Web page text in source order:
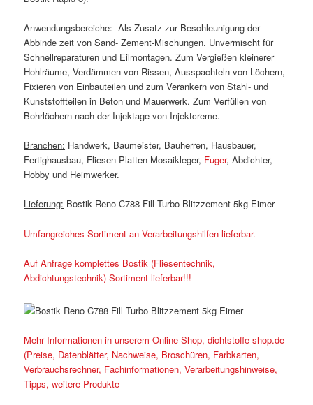
Anwendungsbereiche: Als Zusatz zur Beschleunigung der
Abbinde zeit von Sand- Zement-Mischungen. Unvermischt für
Schnellreparaturen und Eilmontagen. Zum Vergießen kleinerer
Hohlräume, Verdämmen von Rissen, Ausspachteln von Löchern,
Fixieren von Einbauteilen und zum Verankern von Stahl- und
Kunststoffteilen in Beton und Mauerwerk. Zum Verfüllen von
Bohrlöchern nach der Injektage von Injektcreme.
Branchen: Handwerk, Baumeister, Bauherren, Hausbauer,
Fertighausbau, Fliesen-Platten-Mosaikleger, Fuger, Abdichter,
Hobby und Heimwerker.
Lieferung: Bostik Reno C788 Fill Turbo Blitzzement 5kg Eimer
Umfangreiches Sortiment an Verarbeitungshilfen lieferbar.
Auf Anfrage komplettes Bostik (Fliesentechnik,
Abdichtungstechnik) Sortiment lieferbar!!!
Mehr Informationen in unserem Online-Shop, dichtstoffe-shop.de
(Preise, Datenblätter, Nachweise, Broschüren, Farbkarten,
Verbrauchsrechner, Fachinformationen, Verarbeitungshinweise,
Tipps, weitere Produkte